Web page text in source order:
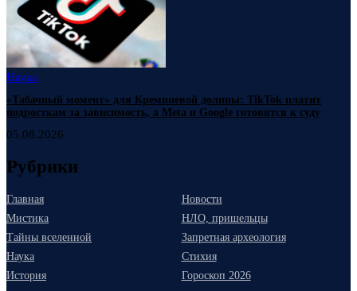
Наука
«Табачный момент» для Кремниевой долины: TikTok платит
подросткам за зависимость, а Meta и Google готовятся к суду
05.08.2026
Рубрики
Главная
Новости
Мистика
НЛО, пришельцы
Тайны вселенной
Запретная археология
Наука
Стихия
История
Гороскоп 2026